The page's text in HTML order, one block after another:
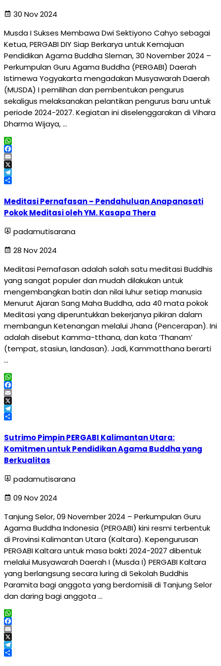
30 Nov 2024
Musda I Sukses Membawa Dwi Sektiyono Cahyo sebagai
Ketua, PERGABI DIY Siap Berkarya untuk Kemajuan
Pendidikan Agama Buddha Sleman, 30 November 2024 –
Perkumpulan Guru Agama Buddha (PERGABI) Daerah
Istimewa Yogyakarta mengadakan Musyawarah Daerah
(MUSDA) I pemilihan dan pembentukan pengurus
sekaligus melaksanakan pelantikan pengurus baru untuk
periode 2024-2027. Kegiatan ini diselenggarakan di Vihara
Dharma Wijaya, …
WhatsApp
Facebook
Email
X
Telegram
Meditasi Pernafasan – Pendahuluan Anapanasati
Pokok Meditasi oleh YM. Kasapa Thera
padamutisarana
28 Nov 2024
Meditasi Pernafasan adalah salah satu meditasi Buddhis
yang sangat populer dan mudah dilakukan untuk
mengembangkan batin dan nilai luhur setiap manusia
Menurut Ajaran Sang Maha Buddha, ada 40 mata pokok
Meditasi yang diperuntukkan bekerjanya pikiran dalam
membangun Ketenangan melalui Jhana (Pencerapan). Ini
adalah disebut Kamma-tthana, dan kata ‘Thanam’
(tempat, stasiun, landasan). Jadi, Kammatthana berarti
…
WhatsApp
Facebook
Email
X
Telegram
Sutrimo Pimpin PERGABI Kalimantan Utara:
Komitmen untuk Pendidikan Agama Buddha yang
Berkualitas
padamutisarana
09 Nov 2024
Tanjung Selor, 09 November 2024 – Perkumpulan Guru
Agama Buddha Indonesia (PERGABI) kini resmi terbentuk
di Provinsi Kalimantan Utara (Kaltara). Kepengurusan
PERGABI Kaltara untuk masa bakti 2024-2027 dibentuk
melalui Musyawarah Daerah I (Musda I) PERGABI Kaltara
yang berlangsung secara luring di Sekolah Buddhis
Paramita bagi anggota yang berdomisili di Tanjung Selor
dan daring bagi anggota …
WhatsApp
Facebook
Email
X
Telegram